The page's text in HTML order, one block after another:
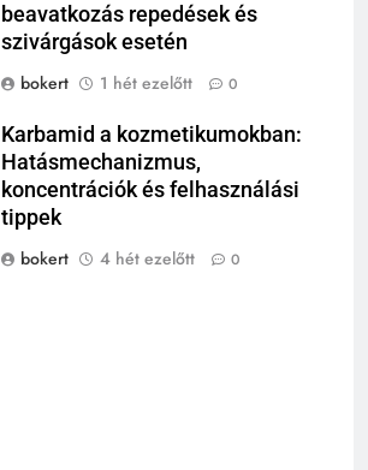
beavatkozás repedések és
szivárgások esetén
bokert
1 hét ezelőtt 0
Karbamid a kozmetikumokban:
Hatásmechanizmus,
koncentrációk és felhasználási
tippek
bokert
4 hét ezelőtt 0